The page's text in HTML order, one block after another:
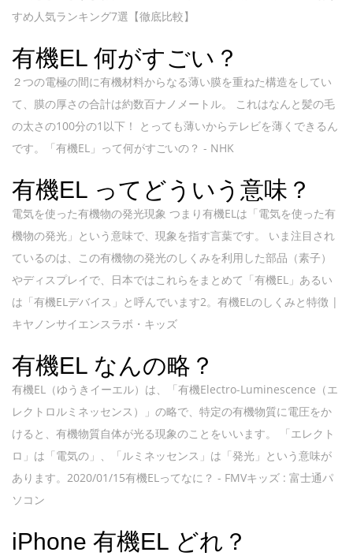
すめ人気ランキング7選【徹底比較】
有機EL 何がすごい？
２つの電極の間に有機材料からなる薄い膜を重ねた構造をしてい
て、膜の厚さの合計は約数百ナノメートル。 これはなんと髪の毛
の太さの100分の1以下！ とっても薄いからテレビを薄くできるん
です。「有機EL」って何がすごいの？ - NHK
有機EL ってどういう意味？
電気を使った有機物の発光現象 つまり有機ELは「電気を使った有
機物の発光」という意味で、現象を指す言葉です。 いま注目され
ているのは、この有機物の発光のしくみを利用した部品（素子）
やディスプレイで、日本ではこれらをまとめて「有機EL」あるい
は「有機ELデバイス」と呼んでいます2。有機ELのしくみと特徴 |
キヤノンサイエンスラボ・キッズ
有機EL なんの略？
有機EL（ゆうきイーエル）は、「有機Electro-Luminescence（エ
レクトロルミネッセンス）」の略で、特定の有機物質に電圧をか
けると、有機物質自体が光る現象のことをいいます。 「エレクト
ロ」は「電気の」、「ルミネッセンス」は「発光」という意味が
あります。2020/01/15有機ELってなに？ - FMVキッズ : 富士通パ
ソコン
iPhone 有機EL どれ？